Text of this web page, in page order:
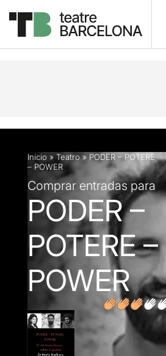
Descripción Ficha artística
Inicio » Teatro» PODER – POTERE
– POWER
Comprar entradas para
PODER –
POTERE –
POWER